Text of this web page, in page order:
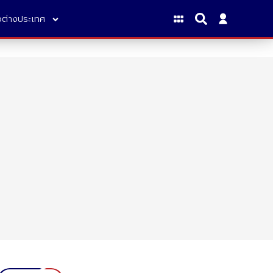
ต่างประเทศ